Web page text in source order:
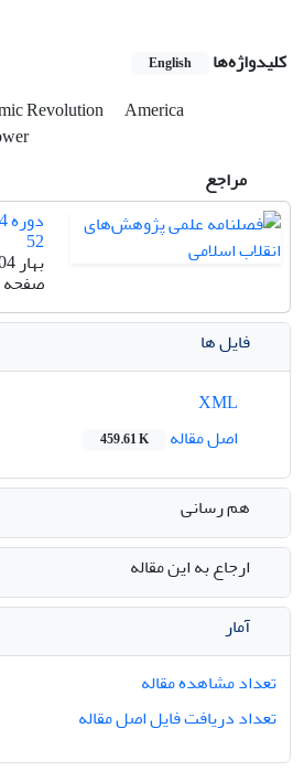
کلیدواژه‌ها English
Revolution
America
مراجع
52
بهار 1404
صفحه
فایل ها
اصل مقاله
459.61 K
هم رسانی
ارجاع به این مقاله
آمار
تعداد مشاهده مقاله
تعداد دریافت فایل اصل مقاله